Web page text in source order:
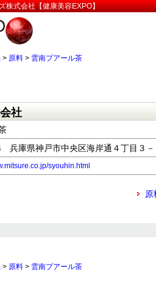
株式会社【健康美容EXPO】
> 原料 > 雲南プアール茶
社
兵庫県神戸市中央区海岸通４丁目３
syouhin.html
> 原料 > 雲南プアール茶